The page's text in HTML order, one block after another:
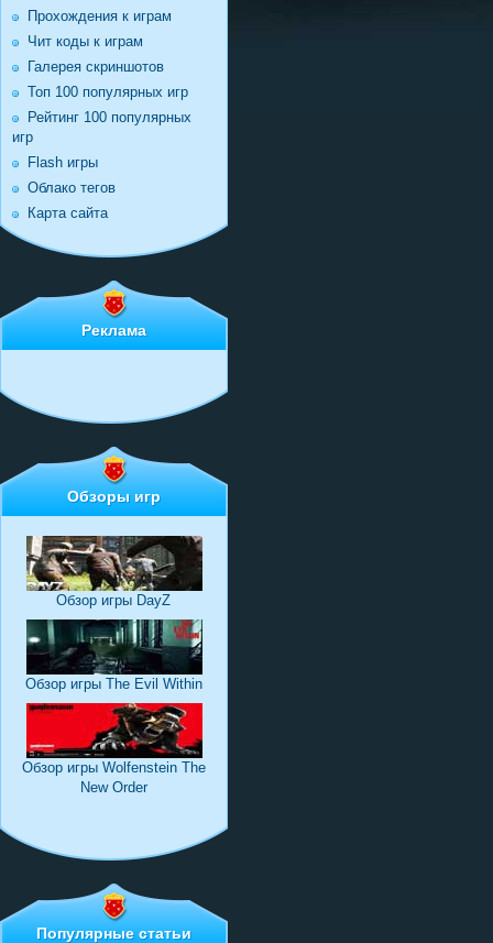
Прохождения к играм
Чит коды к играм
Галерея скриншотов
Топ 100 популярных игр
Рейтинг 100 популярных
игр
Flash игры
Облако тегов
Карта сайта
Реклама
Обзоры игр
Обзор игры DayZ
Обзор игры The Evil Within
Обзор игры Wolfenstein The
New Order
Популярные статьи